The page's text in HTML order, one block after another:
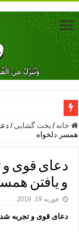
دعای جلب محبت
دعای مشکل گشا برای
معجزات دعای یا من
مهم ترین اذکار
دعا برای ترس بچه ها
خانه / بخت گشایی /
همسر دلخواه
دعای قوی و
و یافتن
فوریه 19, 2019
دعای قوی و تجربه